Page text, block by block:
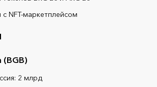
с NFT-маркетплейсом
(BGB)
2 млрд